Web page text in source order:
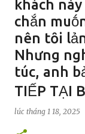
khách
chắn
nên tȏi
Nhưng
túc, anh
TIẾP TẠI
lúc tháng 1 18, 2025